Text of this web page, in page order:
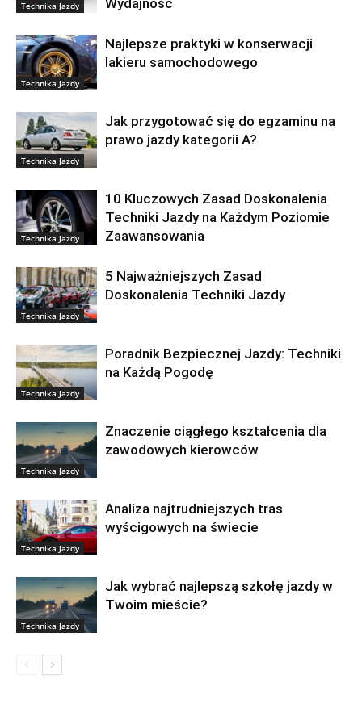
Technika Jazdy
Technika Jazdy
Najlepsze praktyki w konserwacji
lakieru samochodowego
Technika Jazdy
Jak przygotować się do egzaminu na
prawo jazdy kategorii A?
Technika Jazdy
10 Kluczowych Zasad Doskonalenia
Techniki Jazdy na Każdym Poziomie
Zaawansowania
Technika Jazdy
5 Najważniejszych Zasad
Doskonalenia Techniki Jazdy
Technika Jazdy
Poradnik Bezpiecznej Jazdy: Techniki
na Każdą Pogodę
Technika Jazdy
Znaczenie ciągłego kształcenia dla
zawodowych kierowców
Technika Jazdy
Analiza najtrudniejszych tras
wyścigowych na świecie
Technika Jazdy
Jak wybrać najlepszą szkołę jazdy w
Twoim mieście?